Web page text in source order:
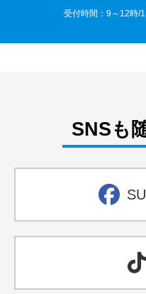
受付時間：9～12時/
SNSも